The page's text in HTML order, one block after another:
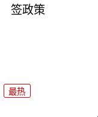
签政策
最热